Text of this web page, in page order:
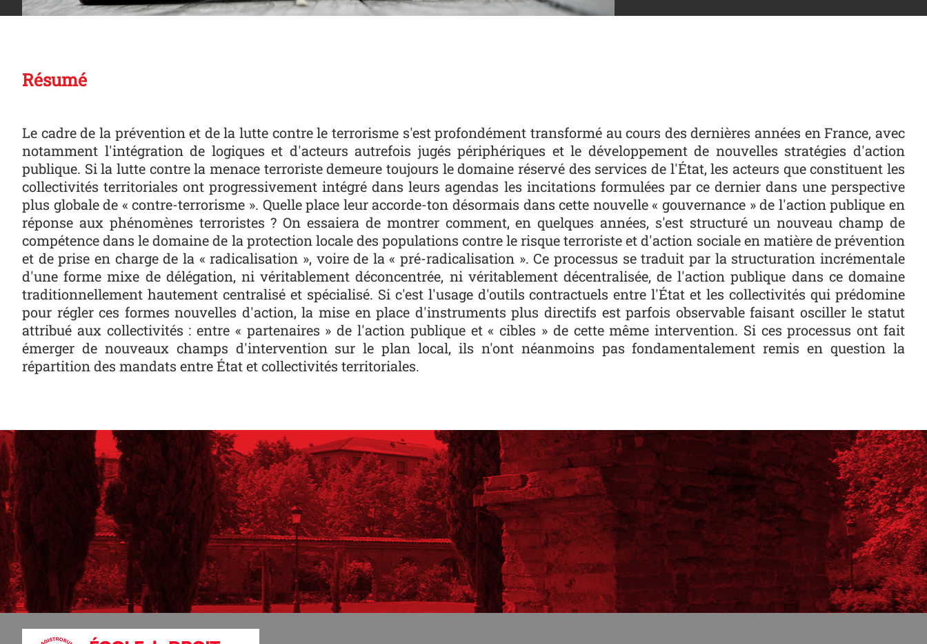
Résumé
Le cadre de la prévention et de la lutte contre le terrorisme s'est profondément transformé au cours des dernières années en France, avec
notamment l'intégration de logiques et d'acteurs autrefois jugés périphériques et le développement de nouvelles stratégies d'action
publique. Si la lutte contre la menace terroriste demeure toujours le domaine réservé des services de l'État, les acteurs que constituent les
collectivités territoriales ont progressivement intégré dans leurs agendas les incitations formulées par ce dernier dans une perspective
plus globale de « contre-terrorisme ». Quelle place leur accorde-ton désormais dans cette nouvelle « gouvernance » de l'action publique en
réponse aux phénomènes terroristes ? On essaiera de montrer comment, en quelques années, s'est structuré un nouveau champ de
compétence dans le domaine de la protection locale des populations contre le risque terroriste et d'action sociale en matière de prévention
et de prise en charge de la « radicalisation », voire de la « pré-radicalisation ». Ce processus se traduit par la structuration incrémentale
d'une forme mixe de délégation, ni véritablement déconcentrée, ni véritablement décentralisée, de l'action publique dans ce domaine
traditionnellement hautement centralisé et spécialisé. Si c'est l'usage d'outils contractuels entre l'État et les collectivités qui prédomine
pour régler ces formes nouvelles d'action, la mise en place d'instruments plus directifs est parfois observable faisant osciller le statut
attribué aux collectivités : entre « partenaires » de l'action publique et « cibles » de cette même intervention. Si ces processus ont fait
émerger de nouveaux champs d'intervention sur le plan local, ils n'ont néanmoins pas fondamentalement remis en question la
répartition des mandats entre État et collectivités territoriales.